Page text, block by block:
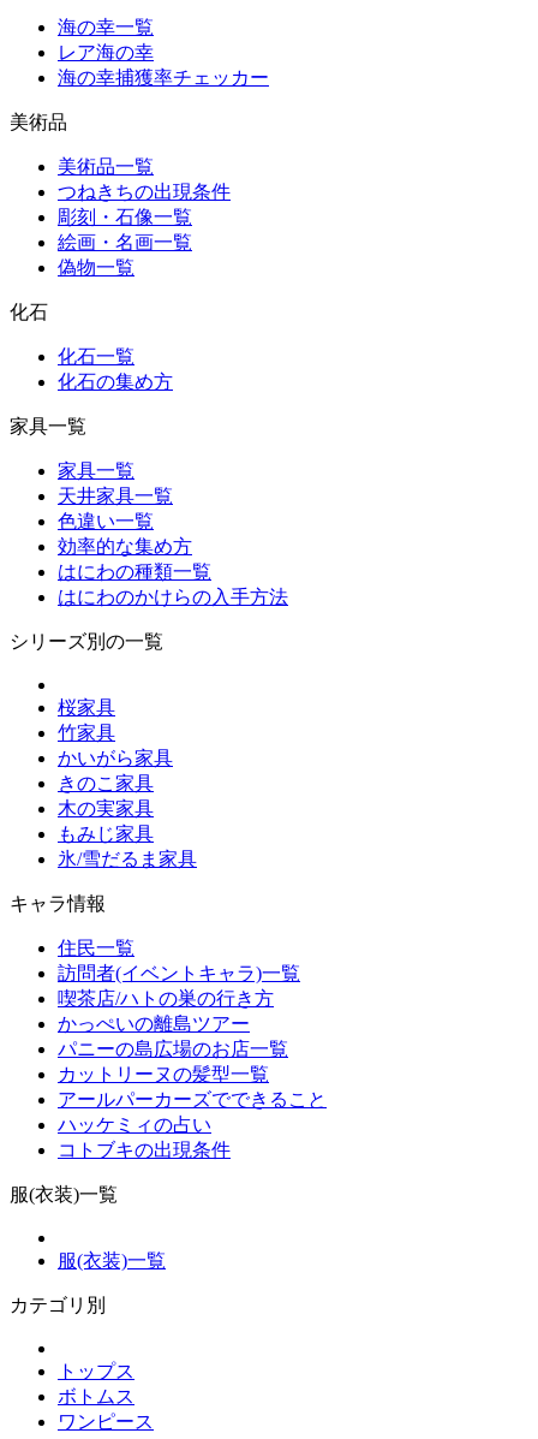
海の幸一覧
レア海の幸
海の幸捕獲率チェッカー
美術品
美術品一覧
つねきちの出現条件
彫刻・石像一覧
絵画・名画一覧
偽物一覧
化石
化石一覧
化石の集め方
家具一覧
家具一覧
天井家具一覧
色違い一覧
効率的な集め方
はにわの種類一覧
はにわのかけらの入手方法
シリーズ別の一覧
桜家具
竹家具
かいがら家具
きのこ家具
木の実家具
もみじ家具
氷/雪だるま家具
キャラ情報
住民一覧
訪問者(イベントキャラ)一覧
喫茶店/ハトの巣の行き方
かっぺいの離島ツアー
パニーの島広場のお店一覧
カットリーヌの髪型一覧
アールパーカーズでできること
ハッケミィの占い
コトブキの出現条件
服(衣装)一覧
服(衣装)一覧
カテゴリ別
トップス
ボトムス
ワンピース